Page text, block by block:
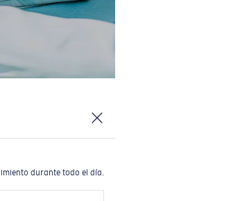
durante todo el día.